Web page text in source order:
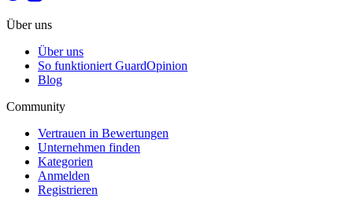
Über uns
Über uns
So funktioniert GuardOpinion
Blog
Community
Vertrauen in Bewertungen
Unternehmen finden
Kategorien
Anmelden
Registrieren